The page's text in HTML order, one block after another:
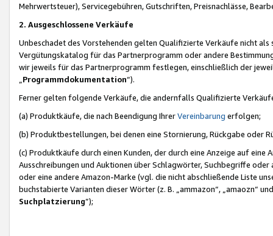
Mehrwertsteuer), Servicegebühren, Gutschriften, Preisnachlässe,
2. Ausgeschlossene Verkäufe
Unbeschadet des Vorstehenden gelten Qualifizierte Verkäufe nicht
Vergütungskatalog für das Partnerprogramm oder andere
wir jeweils für das Partnerprogramm festlegen, einschließlich der
Programmdokumentation“).
Ferner gelten folgende Verkäufe, die andernfalls Qualifizierte
(a) Produktkäufe, die nach Beendigung IhrerVereinbarung erfolgen;
(b) Produktbestellungen, bei denen eine Stornierung, Rückgabe oder
(c) Produktkäufe durch einen Kunden, der durch eine Anzeige auf
Ausschreibungen und Auktionen über Schlagwörter, Suchbegriffe
oder eine andere Amazon-Marke (vgl. die nicht abschließende Liste
buchstabierte Varianten dieser Wörter (z. B. „ammazon“, „amaozn“
Suchplatzierung”);